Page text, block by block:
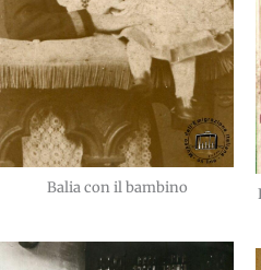
Balia con il bambino